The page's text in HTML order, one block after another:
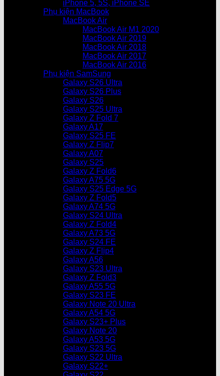
iPhone 5, 5S, iPhone SE
Phụ kiện MacBook
MacBook Air
MacBook Air M1 2020
MacBook Air 2019
MacBook Air 2018
MacBook Air 2017
MacBook Air 2016
Phụ kiện SamSung
Galaxy S26 Ultra
Galaxy S26 Plus
Galaxy S26
Galaxy S25 Ultra
Galaxy Z Fold 7
Galaxy A17
Galaxy S25 FE
Galaxy Z Flip7
Galaxy A07
Galaxy S25
Galaxy Z Fold6
Galaxy A75 5G
Galaxy S25 Edge 5G
Galaxy Z Fold5
Galaxy A74 5G
Galaxy S24 Ultra
Galaxy Z Fold4
Galaxy A73 5G
Galaxy S24 FE
Galaxy Z Flip4
Galaxy A56
Galaxy S23 Ultra
Galaxy Z Fold3
Galaxy A55 5G
Galaxy S23 FE
Galaxy Note 20 Ultra
Galaxy A54 5G
Galaxy S23+ Plus
Galaxy Note 20
Galaxy A53 5G
Galaxy S23 5G
Galaxy S22 Ultra
Galaxy S22+